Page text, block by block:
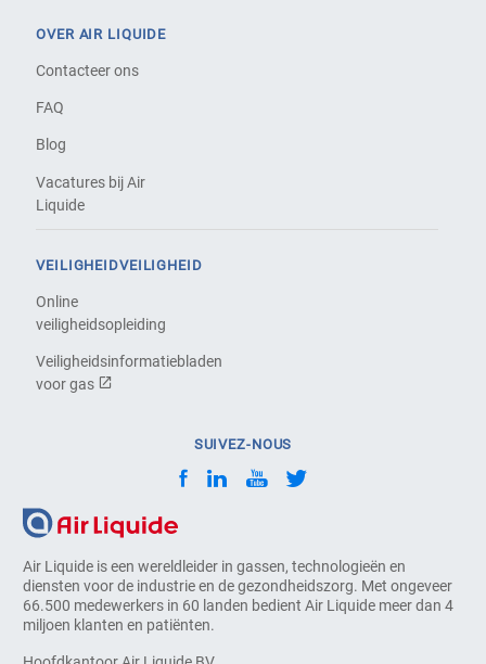
Air Liquide is een wereldleider in gassen, technologieën en
diensten voor de industrie en de gezondheidszorg. Met ongeveer
66.500 medewerkers in 60 landen bedient Air Liquide meer dan 4
miljoen klanten en patiënten.
OVER AIR LIQUIDE
Contacteer ons
FAQ
Blog
Vacatures bij Air
Liquide
VEILIGHEIDVEILIGHEID
Online
veiligheidsopleiding
Veiligheidsinformatiebladen
voor gas
SUIVEZ-NOUS